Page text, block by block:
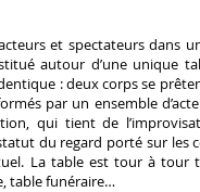
et spectateurs dans
autour d’une unique
: deux corps se
par un ensemble
qui tient de
du regard porté sur les
La table est tour à tour
table funéraire…